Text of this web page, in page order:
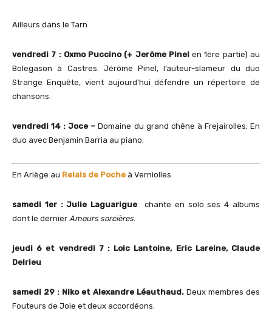
Ailleurs dans le Tarn
vendredi 7 : Oxmo Puccino (+ Jerôme Pinelen 1ère partie) au
Bolegason à Castres. Jérôme Pinel, l’auteur-slameur du duo
Strange Enquête, vient aujourd’hui défendre un répertoire de
chansons.
vendredi 14 :Joce –Domaine du grand chêne à Frejairolles. En
duo avec Benjamin Barria au piano.
En Ariège au Relais de Poche à Verniolles
samedi 1er : Julie Laguarigue chante en solo ses 4 albums
dont le dernier Amours sorcières.
jeudi 6 et vendredi 7 : Loic Lantoine, Eric Lareine, Claude
Delrieu
samedi 29 : Niko et Alexandre Léauthaud. Deux membres des
Fouteurs de Joie et deux accordéons.